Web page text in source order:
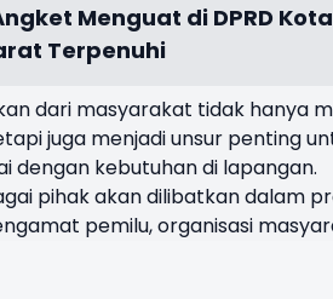
Menguat di DPRD
Terpenuhi
dari masyarakat tidak hanya
juga menjadi unsur penting
dengan kebutuhan di lapangan.
pihak akan dilibatkan dalam
pemilu, organisasi